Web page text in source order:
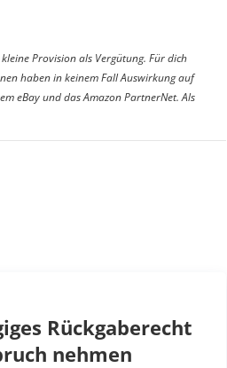
Provision als Vergütung. Für dich
haben in keinem Fall Auswirkung auf
eBay und das Amazon PartnerNet. Als
Rückgaberecht
nehmen